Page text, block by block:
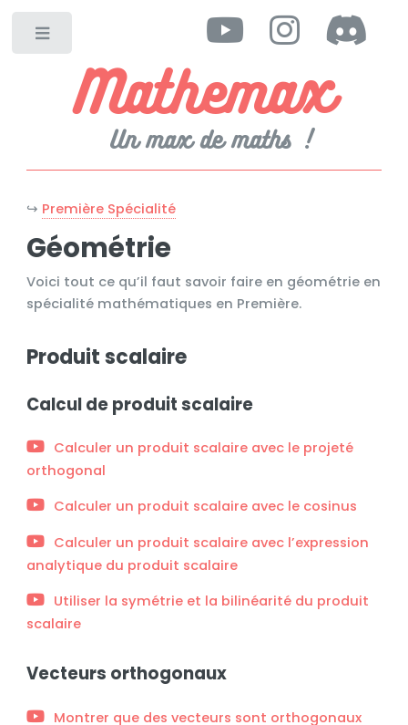
Mathemax
Un max de maths !
↪ Première Spécialité
Géométrie
Voici tout ce qu’il faut savoir faire en géométrie en
spécialité mathématiques en Première.
Produit scalaire
Calcul de produit scalaire
Calculer un produit scalaire avec le projeté
orthogonal
Calculer un produit scalaire avec le cosinus
Calculer un produit scalaire avec l’expression
analytique du produit scalaire
Utiliser la symétrie et la bilinéarité du produit
scalaire
Vecteurs orthogonaux
Montrer que des vecteurs sont orthogonaux